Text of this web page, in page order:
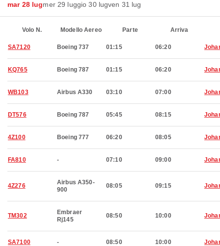
mar 28 lugmer 29 luggio 30 lugven 31 lug
Volo N. Modello Aereo Parte Arriva
SA7120 Boeing 737 01:15 06:20
KQ765 Boeing 787 01:15 06:20
WB103 Airbus A330 03:10 07:00
DT576 Boeing 787 05:45 08:15
4Z100 Boeing 777 06:20 08:05
FA810 - 07:10 09:00
4Z276
Airbus A350-
900
08:05 09:15
TM302
Embraer
Rj145
08:50 10:00
SA7100 - 08:50 10:00